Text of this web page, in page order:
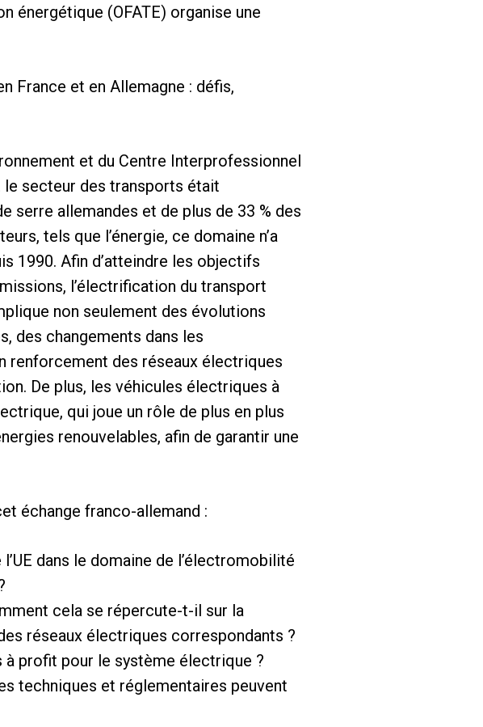
énergétique (OFATE) organise une
France et en Allemagne : défis,
et du Centre Interprofessionnel
le secteur des transports était
serre allemandes et de plus de 33 % des
tels que l’énergie, ce domaine n’a
1990. Afin d’atteindre les objectifs
l’électrification du transport
non seulement des évolutions
des changements dans les
renforcement des réseaux électriques
De plus, les véhicules électriques à
qui joue un rôle de plus en plus
renouvelables, afin de garantir une
échange franco-allemand :
dans le domaine de l’électromobilité
cela se répercute-t-il sur la
réseaux électriques correspondants ?
profit pour le système électrique ?
techniques et réglementaires peuvent